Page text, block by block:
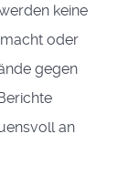
keine
oder
gegen
an